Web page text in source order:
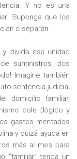
Y no es una
Suponga que los
o separan.
divida esa unidad
suministros, dos
Imagine también
sentencia judicial
domicilio familiar,
cole (lógico y
gastos mentados
y quizá ayuda en
más al mes para
“familiar” tenga un